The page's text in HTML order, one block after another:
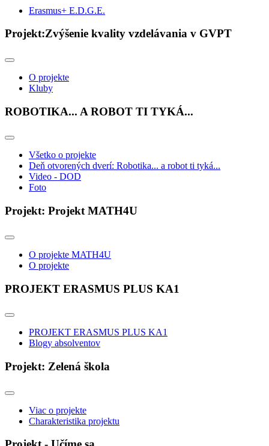
Erasmus+ E.D.G.E.
Projekt:Zvýšenie kvality vzdelávania v GVPT
O projekte
Kluby
ROBOTIKA... A ROBOT TI TYKÁ...
Všetko o projekte
Deň otvorených dverí: Robotika... a robot ti tyká...
Video - DOD
Foto
Projekt: Projekt MATH4U
O projekte MATH4U
O projekte
PROJEKT ERASMUS PLUS KA1
PROJEKT ERASMUS PLUS KA1
Blogy absolventov
Projekt: Zelená škola
Viac o projekte
Charakteristika projektu